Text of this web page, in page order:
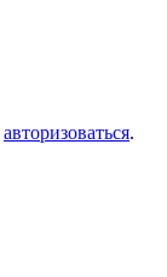
авторизоваться.